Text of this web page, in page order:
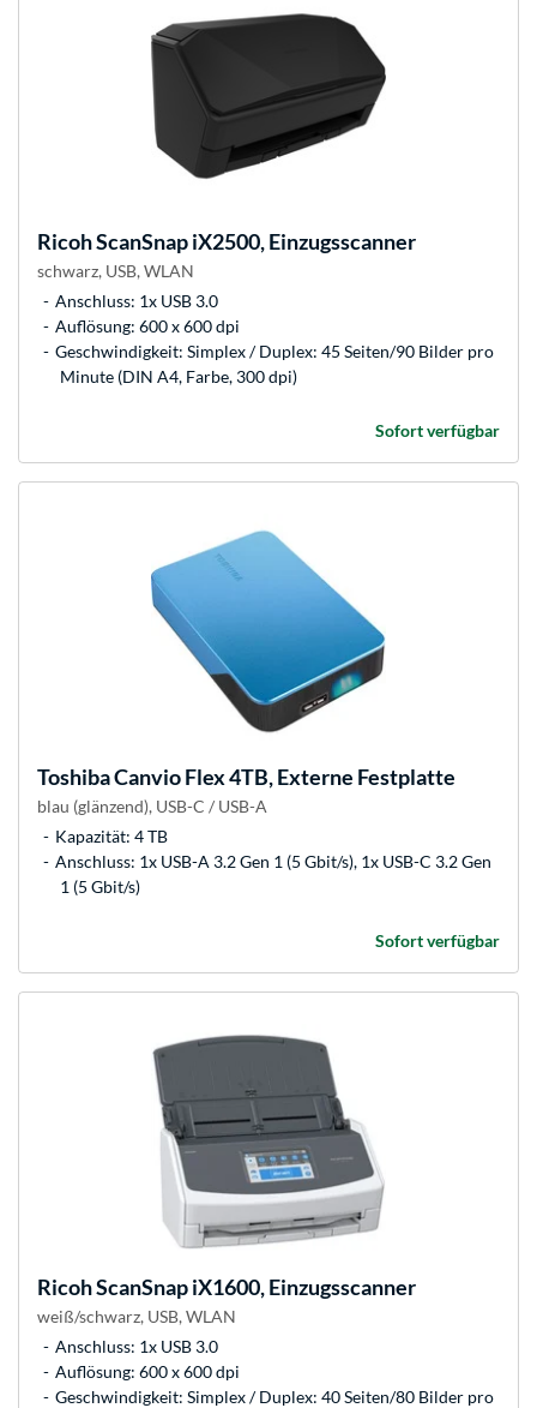
RicohScanSnap iX2500, Einzugsscanner
schwarz, USB, WLAN
Anschluss: 1x USB 3.0
Auflösung: 600 x 600 dpi
Geschwindigkeit: Simplex / Duplex: 45 Seiten/90 Bilder pro
Minute (DIN A4, Farbe, 300 dpi)
Sofort verfügbar
ToshibaCanvio Flex 4TB, Externe Festplatte
blau (glänzend), USB-C / USB-A
Kapazität: 4 TB
Anschluss: 1x USB-A 3.2 Gen 1 (5 Gbit/s), 1x USB-C 3.2 Gen
1 (5 Gbit/s)
Sofort verfügbar
RicohScanSnap iX1600, Einzugsscanner
weiß/schwarz, USB, WLAN
Anschluss: 1x USB 3.0
Auflösung: 600 x 600 dpi
Geschwindigkeit: Simplex / Duplex: 40 Seiten/80 Bilder pro